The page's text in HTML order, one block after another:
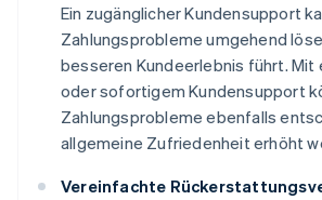
Ein zugänglicher Kundensupport
Zahlungsprobleme umgehend
besseren Kundeerlebnis führt. Mit
oder sofortigem Kundensupport
Zahlungsprobleme ebenfalls
allgemeine Zufriedenheit erhöht
Vereinfachte